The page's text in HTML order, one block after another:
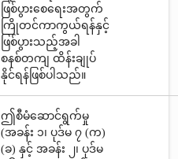
ဖြစ်ပွားစေရေးအတွက်
ကြိုတင်ကာကွယ်ရန်နှင့်
ဖြစ်ပွားသည့်အခါ
စနစ်တကျ ထိန်းချုပ်
နိုင်ရန်ဖြစ်ပါသည်။
ဤစီမံဆောင်ရွက်မှု
(အခန်း ၁၊ ပုဒ်မ ၇ (က)
(ခ) နှင့် အခန်း ၂၊ ပုဒ်မ